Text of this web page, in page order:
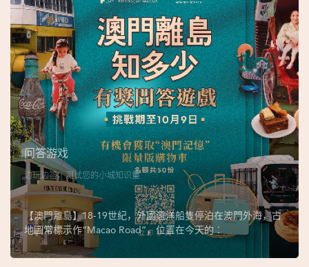
问答游戏
边玩边答，测试您的小城知识量
【澳門離島】18-19世紀，外國遠洋船隻停泊在澳門外海，古
地圖常標示作“Macao Road”，位置在今天的︰